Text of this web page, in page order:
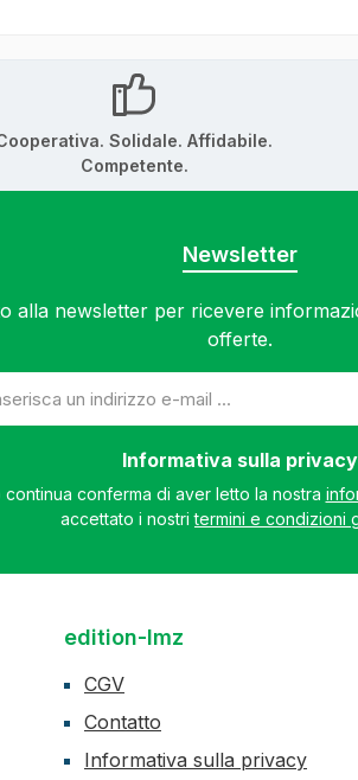
Solidale. Affidabile.
Competente.
Newsletter
alla newsletter per ricevere
offerte.
Informativa sulla privacy
conferma di aver letto la nostra
accettato i nostritermini e condizioni
edition-lmz
CGV
Contatto
Informativa sulla privacy